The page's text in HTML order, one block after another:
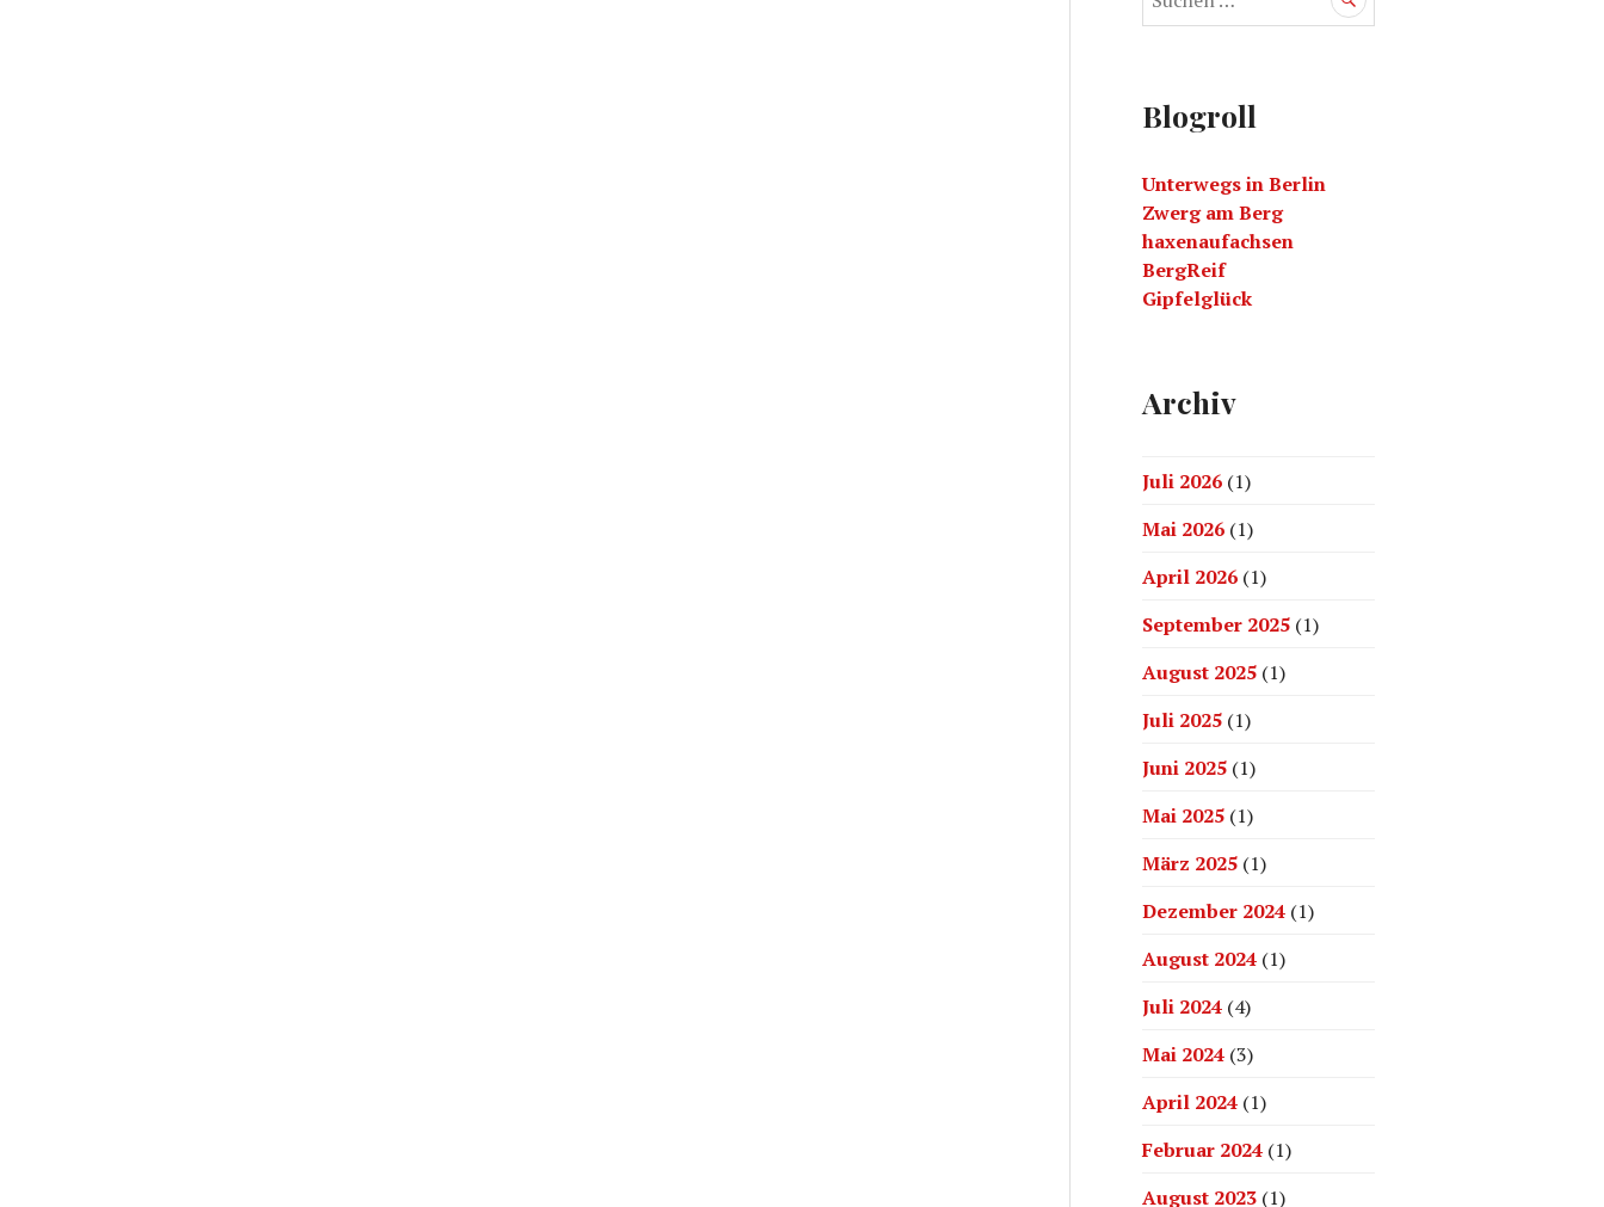
e
n
c
h
:
Blogroll
Unterwegs in Berlin
Zwerg am Berg
haxenaufachsen
BergReif
Gipfelglück
Archiv
Juli 2026 (1)
Mai 2026 (1)
April 2026 (1)
September 2025 (1)
August 2025 (1)
Juli 2025 (1)
Juni 2025 (1)
Mai 2025 (1)
März 2025 (1)
Dezember 2024 (1)
August 2024 (1)
Juli 2024 (4)
Mai 2024 (3)
April 2024 (1)
Februar 2024 (1)
August 2023 (1)